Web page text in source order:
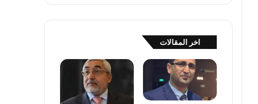
اخر المقالات